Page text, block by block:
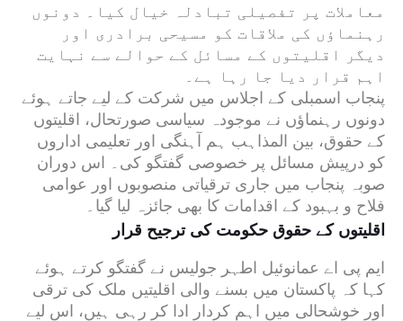
معاملات پر تفصیلی تبادلہ خیال کیا۔ دونوں
رہنماؤں کی ملاقات کو مسیحی برادری اور
دیگر اقلیتوں کے مسائل کے حوالے سے نہایت
اہم قرار دیا جا رہا ہے۔
پنجاب اسمبلی کے اجلاس میں شرکت کے لیے جاتے ہوئے
دونوں رہنماؤں نے موجودہ سیاسی صورتحال، اقلیتوں
کے حقوق، بین المذاہب ہم آہنگی اور تعلیمی اداروں
کو درپیش مسائل پر خصوصی گفتگو کی۔ اس دوران
صوبہ پنجاب میں جاری ترقیاتی منصوبوں اور عوامی
فلاح و بہبود کے اقدامات کا بھی جائزہ لیا گیا۔
اقلیتوں کے حقوق حکومت کی ترجیح قرار
ایم پی اے عمانوئیل اطہر جولیس نے گفتگو کرتے ہوئے
کہا کہ پاکستان میں بسنے والی اقلیتیں ملک کی ترقی
اور خوشحالی میں اہم کردار ادا کر رہی ہیں، اس لیے